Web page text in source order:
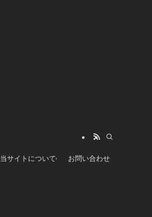
当サイトについて お問い合わせ